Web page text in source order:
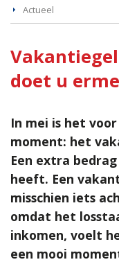
Actueel
doet u
In mei is het
moment: het
Een extra
heeft. Een
misschien iets
omdat het
inkomen, voelt
een mooi